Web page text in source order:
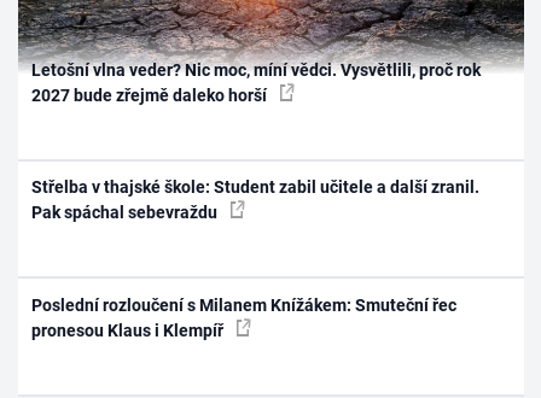
Letošní vlna veder? Nic moc, míní vědci. Vysvětlili, proč rok
2027 bude zřejmě daleko horší
Střelba v thajské škole: Student zabil učitele a další zranil.
Pak spáchal sebevraždu
Poslední rozloučení s Milanem Knížákem: Smuteční řec
pronesou Klaus i Klempíř